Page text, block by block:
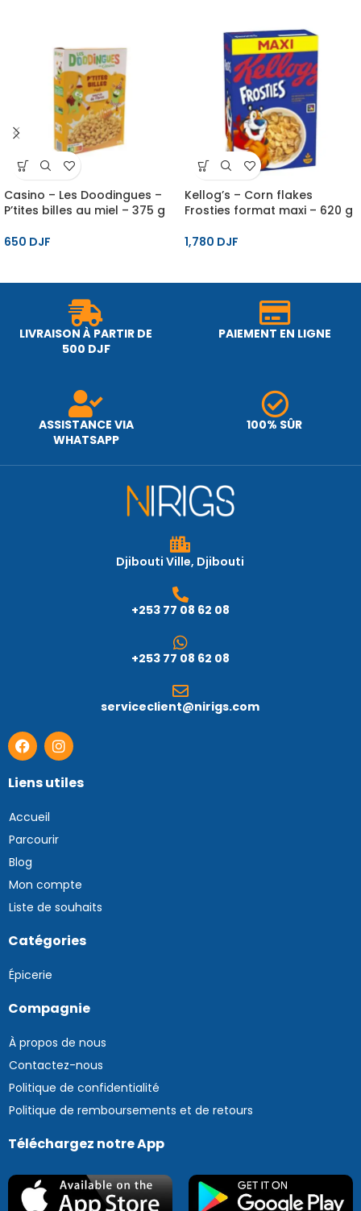
Casino – Les Doodingues –
P’tites billes au miel – 375 g
650 DJF
Kellog’s – Corn flakes
Frosties format maxi – 620 g
1,780 DJF
LIVRAISON À PARTIR DE
500 DJF
PAIEMENT EN LIGNE
ASSISTANCE VIA
WHATSAPP
100% SÛR
Djibouti Ville, Djibouti
+253 77 08 62 08
+253 77 08 62 08
serviceclient@nirigs.com
Liens utiles
Accueil
Parcourir
Blog
Mon compte
Liste de souhaits
Catégories
Épicerie
Compagnie
À propos de nous
Contactez-nous
Politique de confidentialité
Politique de remboursements et de retours
Téléchargez notre App